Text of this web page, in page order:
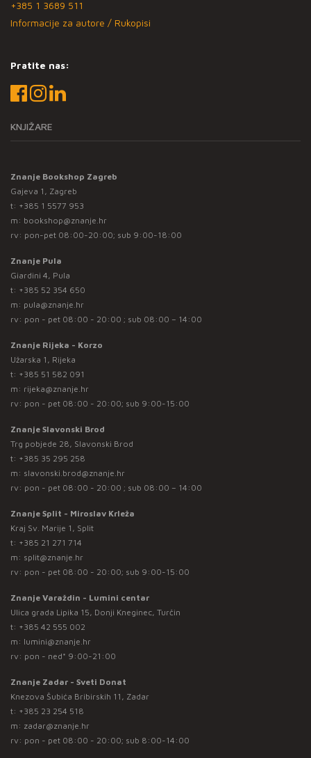
+385 1 3689 511
Informacije za autore / Rukopisi
Pratite nas:
KNJIŽARE
Znanje Bookshop Zagreb
Gajeva 1, Zagreb
t: +385 1 5577 953
m: bookshop@znanje.hr
rv: pon-pet 08:00-20:00; sub 9:00-18:00
Znanje Pula
Giardini 4, Pula
t: +385 52 354 650
m: pula@znanje.hr
rv: pon - pet 08:00 - 20:00 ; sub 08:00 – 14:00
Znanje Rijeka - Korzo
Užarska 1, Rijeka
t: +385 51 582 091
m: rijeka@znanje.hr
rv: pon - pet 08:00 - 20:00; sub 9:00-15:00
Znanje Slavonski Brod
Trg pobjede 28, Slavonski Brod
t: +385 35 295 258
m: slavonski.brod@znanje.hr
rv: pon - pet 08:00 - 20:00 ; sub 08:00 – 14:00
Znanje Split - Miroslav Krleža
Kraj Sv. Marije 1, Split
t: +385 21 271 714
m: split@znanje.hr
rv: pon - pet 08:00 - 20:00; sub 9:00-15:00
Znanje Varaždin - Lumini centar
Ulica grada Lipika 15, Donji Kneginec, Turčin
t: +385 42 555 002
m: lumini@znanje.hr
rv: pon - ned* 9:00-21:00
Znanje Zadar - Sveti Donat
Knezova Šubića Bribirskih 11, Zadar
t: +385 23 254 518
m: zadar@znanje.hr
rv: pon - pet 08:00 - 20:00; sub 8:00-14:00